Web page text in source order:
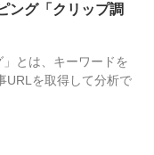
ング「クリップ調
とは、キーワードを
URLを取得して分析で